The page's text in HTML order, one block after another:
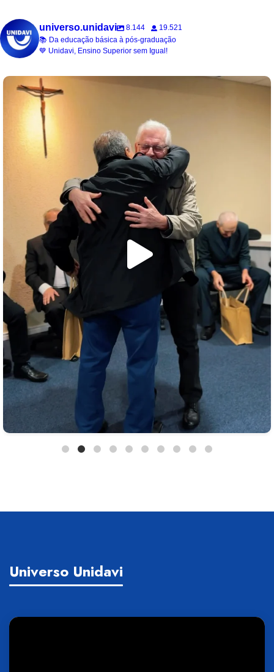
universo.unidavi 8.144
19.521
📚 Da educação básica à pós-graduação
💙 Unidavi, Ensino Superior sem Igual!
universo.unidavi
Universo Unidavi